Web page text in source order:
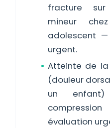
fracture
mineur
adolescent
urgent.
Atteinte de la
(douleur
un
évaluation